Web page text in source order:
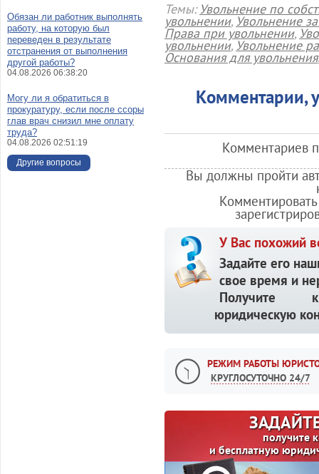
Темы:Увольнение по
увольнении, Увольнение
Права при увольнении,
увольнении, Увольнение
Основания для увольнения
Комментарии,
Комментариев
Вы должны пройти
У Вас похожий
Задайте его
свое время и
Получите
юридическую
РЕЖИМ РАБОТЫ
КРУГЛОСУТОЧНО 24/7
получите
и бесплатную
Обязан ли работник выполнять
работу, на которую был
переведен в результате
отстранения от выполнения
другой работы?
04.08.2026 06:38:20
Могу ли я обратиться в
прокуратуру, если после ссоры
глав врач снизил мне оплату
труда?
04.08.2026 02:51:19
Другие вопросы